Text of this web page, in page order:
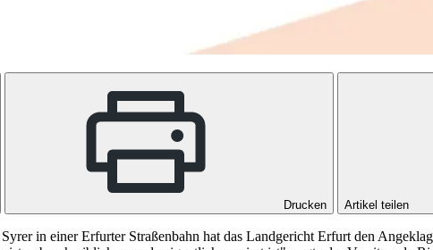
Drucken Artikel teilen
in einer Erfurter Straßenbahn hat das Landgericht Erfurt den